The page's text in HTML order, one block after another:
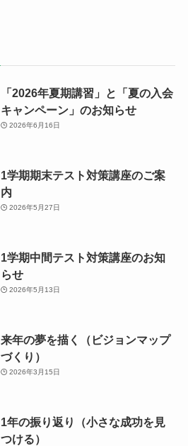
「2026年夏期講習」と「夏の入会
キャンペーン」のお知らせ
2026年6月16日
1学期期末テスト対策講座のご案
内
2026年5月27日
1学期中間テスト対策講座のお知
らせ
2026年5月13日
来年の夢を描く（ビジョンマップ
づくり）
2026年3月15日
1年の振り返り（小さな成功を見
つける）